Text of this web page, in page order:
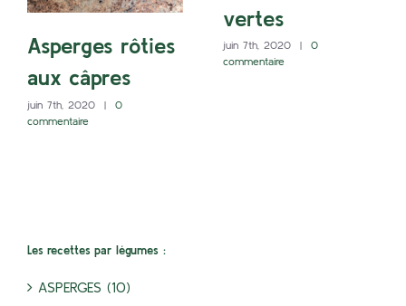
Asperges rôties
aux câpres
juin 7th, 2020 |
0
commentaire
vertes
juin 7th, 2020 |
0
commentaire
Les recettes par légumes :
ASPERGES (10)